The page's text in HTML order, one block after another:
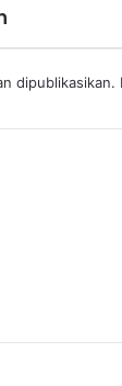
dipublikasikan.